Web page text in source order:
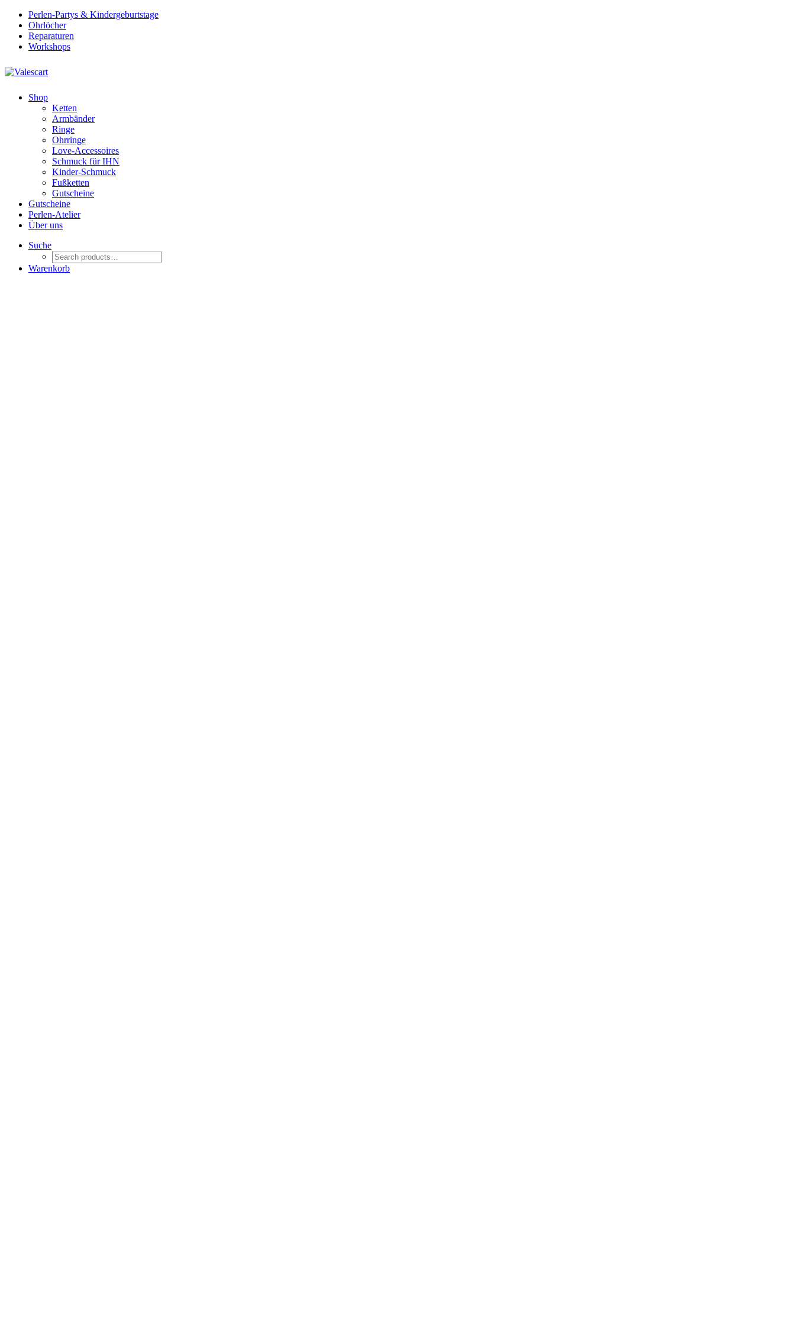
Perlen-Partys & Kindergeburtstage
Ohrlöcher
Reparaturen
Workshops
Shop
Ketten
Armbänder
Ringe
Ohrringe
Love-Accessoires
Schmuck für IHN
Kinder-Schmuck
Fußketten
Gutscheine
Gutscheine
Perlen-Atelier
Über uns
Suche
Warenkorb